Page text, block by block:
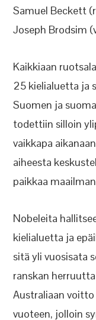
Samuel Beckett
Joseph Brodsim
Kaikkiaan
25 kielialuetta ja
Suomen ja
todettiin silloin
vaikkapa
aiheesta
paikkaa
Nobeleita
kielialuetta ja
sitä yli vuosisata
ranskan
Australiaan
vuoteen, jolloin